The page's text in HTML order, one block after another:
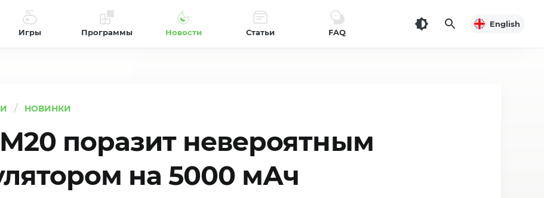
Игры Программы Новости Статьи FAQ
English
НОВИНКИ
поразит невероятным
на 5000 мАч